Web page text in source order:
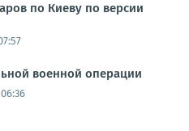
по Киеву по версии
военной операции